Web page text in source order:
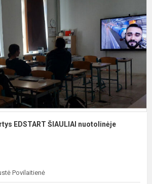
EDSTART ŠIAULIAI nuotolinėje
Povilaitienė